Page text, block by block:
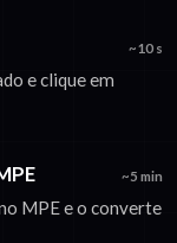
~10 s
e clique em
~5 min
MPE e o converte